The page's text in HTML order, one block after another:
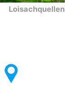
Loisachquellen